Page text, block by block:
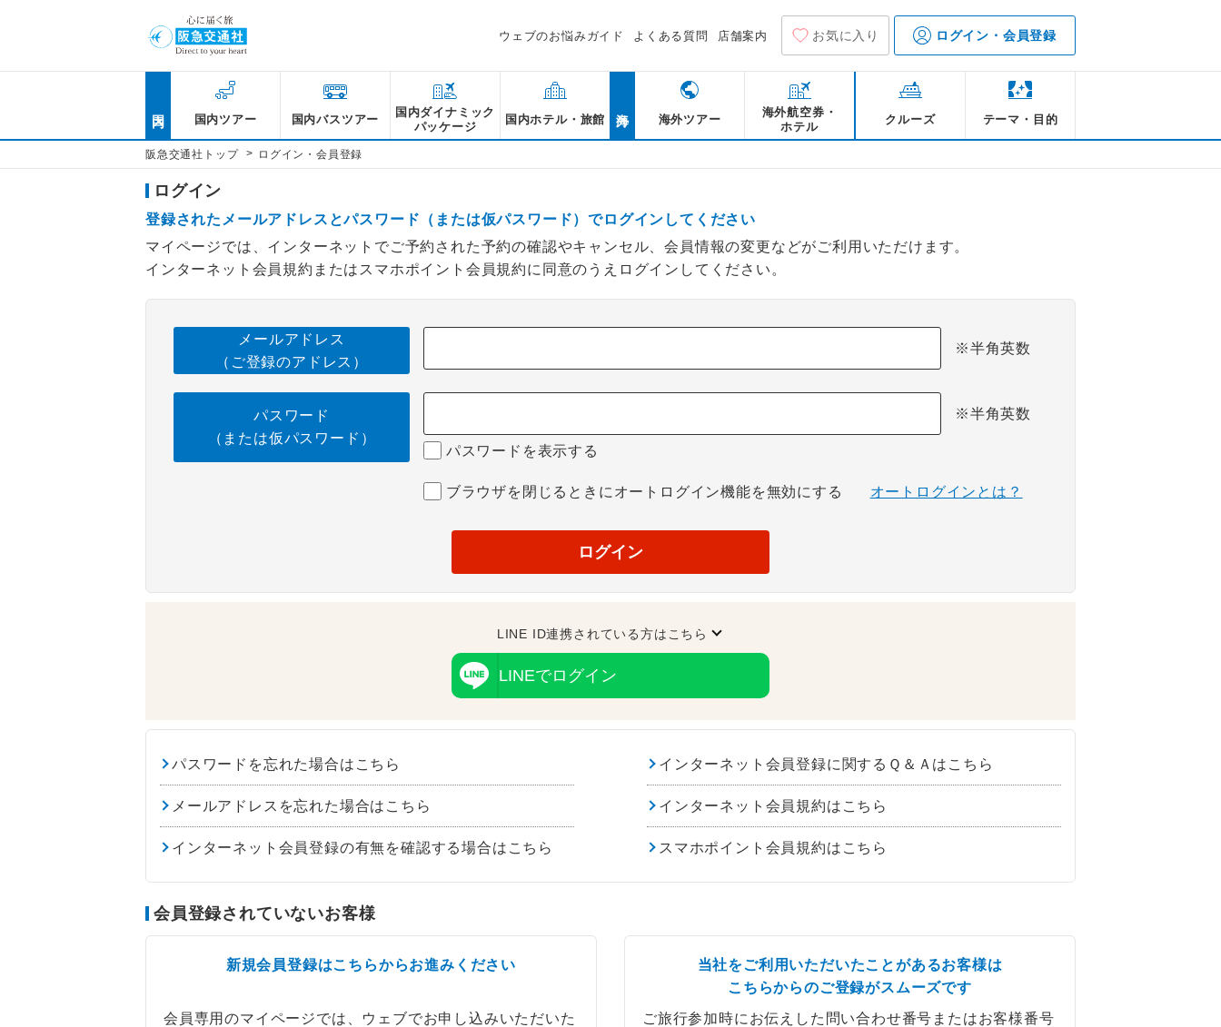
ウェブのお悩みガイド よくある質問 店舗案内 お気に入り ログイン・会員登録
国内ツアー 国内バスツアー
国内ダイナミック
パッケージ
国内ホテル・旅館 海外ツアー
海外航空券・
ホテル
クルーズ テーマ・目的
阪急交通社トップ > ログイン・会員登録
ログイン
登録されたメールアドレスとパスワード（または仮パスワード）でログインしてください
マイページでは、インターネットでご予約された予約の確認やキャンセル、会員情報の変更などがご利用いただけます。
インターネット会員規約またはスマホポイント会員規約に同意のうえログインしてください。
メールアドレス
（ご登録のアドレス）
※半角英数
パスワード
（または仮パスワード）
※半角英数
パスワードを表示する
ブラウザを閉じるときにオートログイン機能を無効にする オートログインとは？
ログイン
LINE ID連携されている方はこちら
LINEでログイン
パスワードを忘れた場合はこちら インターネット会員登録に関するＱ＆Ａはこちら
メールアドレスを忘れた場合はこちら インターネット会員規約はこちら
インターネット会員登録の有無を確認する場合はこちら スマホポイント会員規約はこちら
会員登録されていないお客様
新規会員登録はこちらからお進みください
会員専用のマイページでは、ウェブでお申し込みいただいた
当社をご利用いただいたことがあるお客様は
こちらからのご登録がスムーズです
ご旅行参加時にお伝えした問い合わせ番号またはお客様番号